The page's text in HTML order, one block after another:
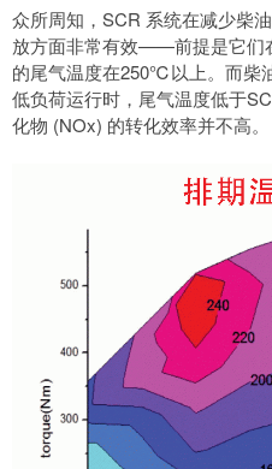
众所周知，SCR 系统在减少柴
放方面非常有效——前提是它们
的尾气温度在250℃以上。而柴
低负荷运行时，尾气温度低于
化物 (NOx) 的转化效率并不高。